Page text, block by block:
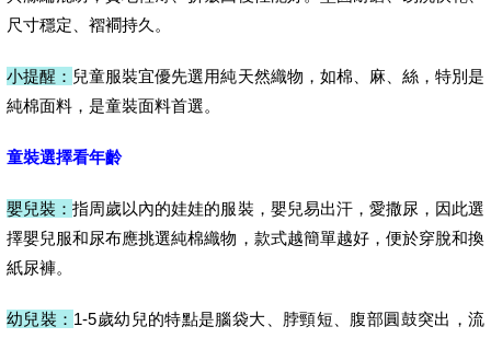
尺寸穩定、褶襇持久。
小提醒： 兒童服裝宜優先選用純天然織物，如棉、麻、絲，特別是
純棉面料，是童裝面料首選。
童裝選擇看年齡
嬰兒裝：指周歲以內的娃娃的服裝，嬰兒易出汗，愛撒尿，因此選
擇嬰兒服和尿布應挑選純棉織物，款式越簡單越好，便於穿脫和換
紙尿褲。
幼兒裝： 1-5歲幼兒的特點是腦袋大、脖頸短、腹部圓鼓突出，流